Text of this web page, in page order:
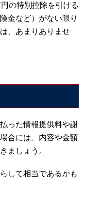
の特別控除を引ける
金など）がない限り
、あまりありませ
った情報提供料や謝
合には、内容や金額
ましょう。
して相当であるかも